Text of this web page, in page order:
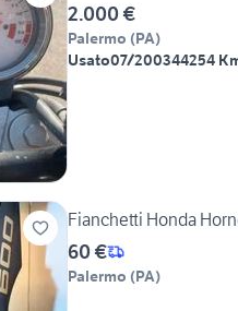
2.000 €
Palermo (PA)
Usato07/200344254
Fianchetti Honda
60 €
Palermo (PA)